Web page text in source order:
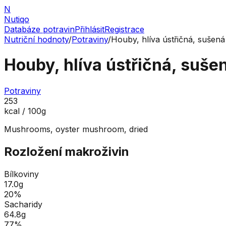
N
Nutiqo
Databáze potravinPřihlásitRegistrace
Nutriční hodnoty/Potraviny/Houby, hlíva ústřičná, sušená
Houby, hlíva ústřičná,
Potraviny
253
kcal / 100g
Mushrooms, oyster mushroom, dried
Rozložení makroživin
Bílkoviny
17.0g
20%
Sacharidy
64.8g